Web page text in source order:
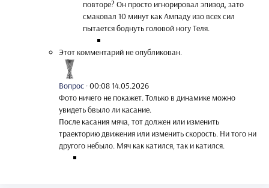
повторе? Он просто игнорировал эпизод, зато
смаковал 10 минут как Ампаду изо всех сил
пытается боднуть головой ногу Теля.
Этот комментарий не опубликован.
Вопрос ·00:08 14.05.2026
Фото ничего не покажет. Только в динамике можно
увидеть бвыло ли касание.
После касания мяча, тот должен или изменить
траекторию движения или изменить скорость. Ни того ни
другого небыло. Мяч как катился, так и катился.